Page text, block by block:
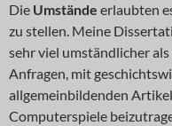
Die Umstände erlaubten
zu stellen. Meine
sehr viel umständlicher
Anfragen, mit
allgemeinbildenden
Computerspiele